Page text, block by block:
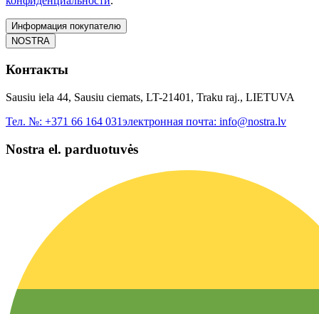
Информация покупателю
NOSTRA
Контакты
Sausiu iela 44, Sausiu ciemats, LT-21401, Traku raj., LIETUVA
Тел. №: +371 66 164 031электронная почта: info@nostra.lv
Nostra el. parduotuvės